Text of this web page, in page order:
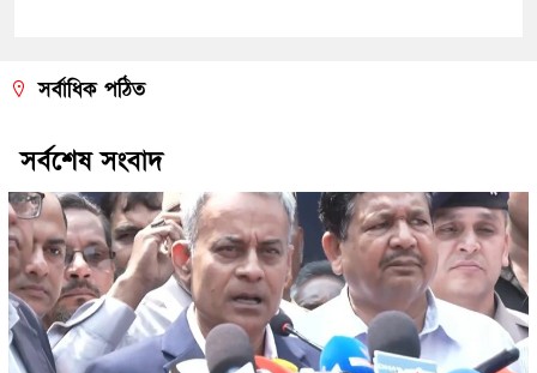
সর্বাধিক পঠিত
সর্বশেষ সংবাদ